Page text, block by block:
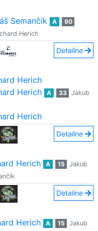
Semančík A
90
Herich
Detailne
Herich
Herich A 33
Jakub
Herich
Detailne
Herich A 15
Jakub
Detailne
Herich A 15
Jakub